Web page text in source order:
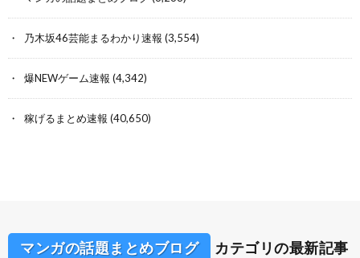
乃木坂46芸能まるわかり速報 (3,554)
爆NEWゲーム速報 (4,342)
稼げるまとめ速報 (40,650)
マンガの話題まとめブログ カテゴリの最新記事